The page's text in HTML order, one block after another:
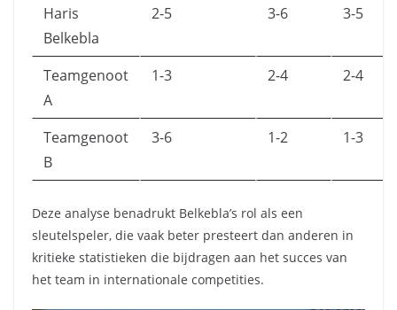
Haris
Belkebla
2-5 3-6 3-5
Teamgenoot
A
1-3 2-4 2-4
Teamgenoot
B
3-6 1-2 1-3
Deze analyse benadrukt Belkebla’s rol als een
sleutelspeler, die vaak beter presteert dan anderen in
kritieke statistieken die bijdragen aan het succes van
het team in internationale competities.